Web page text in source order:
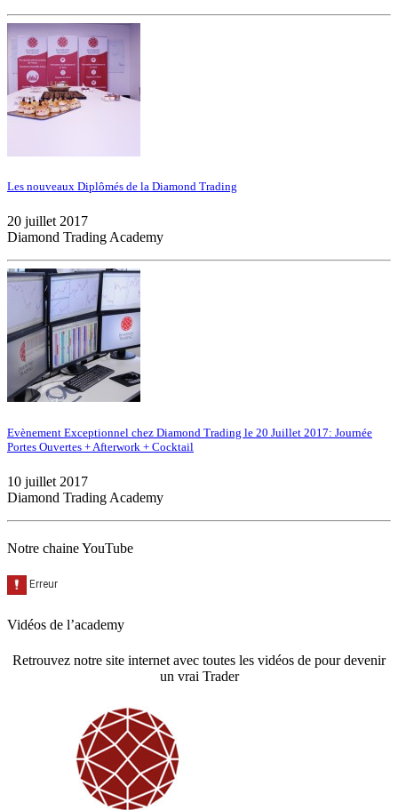
Les nouveaux Diplômés de la Diamond Trading
20 juillet 2017
Diamond Trading Academy
Evènement Exceptionnel chez Diamond Trading le 20 Juillet 2017: Journée
Portes Ouvertes + Afterwork + Cocktail
10 juillet 2017
Diamond Trading Academy
Notre chaine YouTube
Vidéos de l’academy
Retrouvez notre site internet avec toutes les vidéos de pour devenir
un vrai Trader